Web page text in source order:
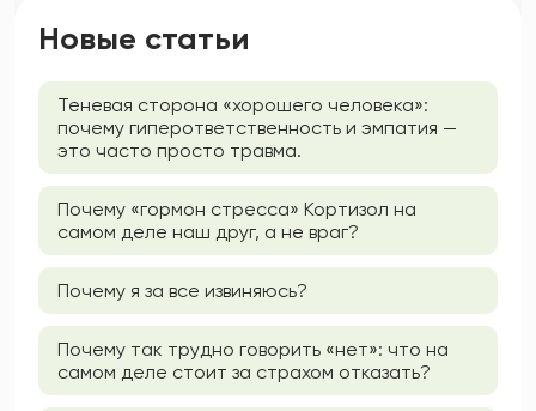
Новые статьи
Теневая сторона «хорошего человека»:
почему гиперответственность и эмпатия —
это часто просто травма.
Почему «гормон стресса» Кортизол на
самом деле наш друг, а не враг?
Почему я за все извиняюсь?
Почему так трудно говорить «нет»: что на
самом деле стоит за страхом отказать?